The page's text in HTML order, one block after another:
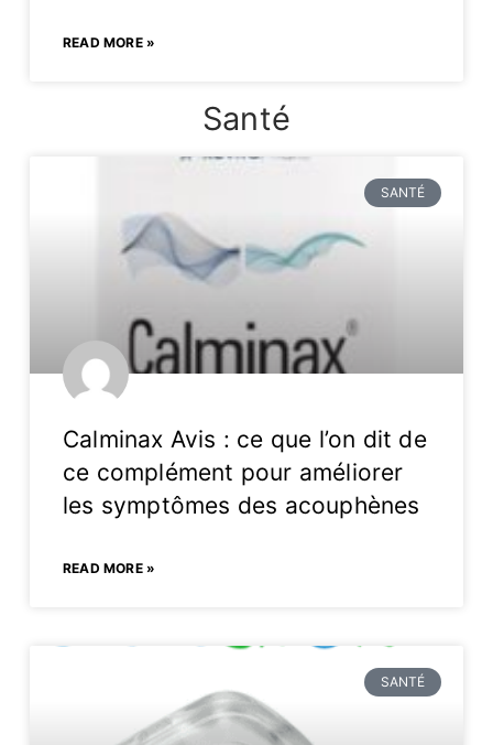
READ MORE »
Santé
SANTÉ
Calminax Avis : ce que l’on dit de
ce complément pour améliorer
les symptômes des acouphènes
READ MORE »
SANTÉ